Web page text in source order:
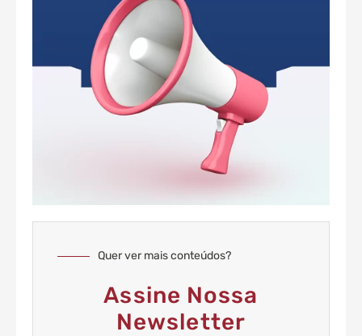
Quer ver mais conteúdos?
Assine Nossa
Newsletter